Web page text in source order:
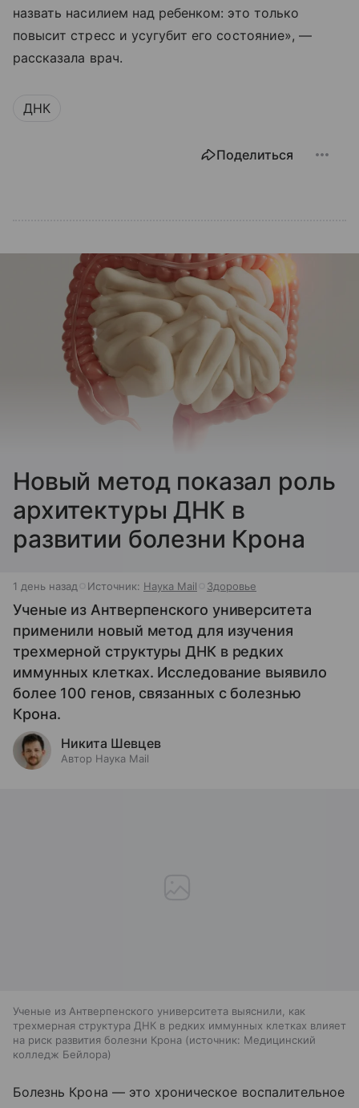
назвать насилием над ребенком: это только
повысит стресс и усугубит его состояние», —
рассказала врач.
ДНК
Поделиться
Новый метод показал роль
архитектуры ДНК в
развитии болезни Крона
1 день назад Источник: Наука Mail Здоровье
Ученые из Антверпенского университета
применили новый метод для изучения
трехмерной структуры ДНК в редких
иммунных клетках. Исследование выявило
более 100 генов, связанных с болезнью
Крона.
Никита Шевцев
Автор Наука Mail
Ученые из Антверпенского университета выяснили, как
трехмерная структура ДНК в редких иммунных клетках влияет
на риск развития болезни Крона
источник: Медицинский
колледж Бейлора
Болезнь Крона — это хроническое воспалительное